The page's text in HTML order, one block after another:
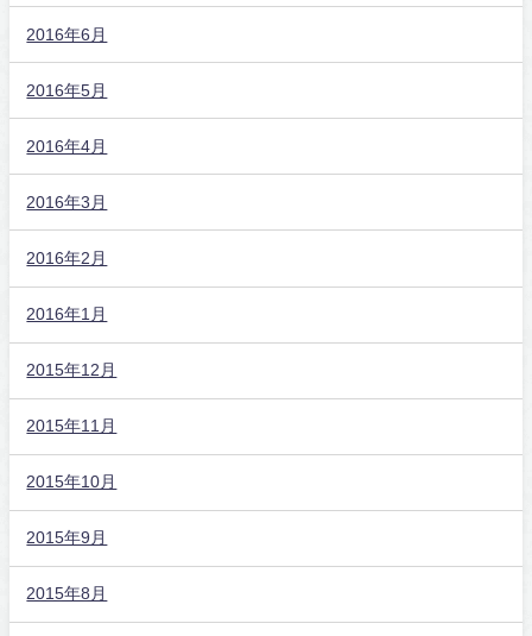
2016年6月
2016年5月
2016年4月
2016年3月
2016年2月
2016年1月
2015年12月
2015年11月
2015年10月
2015年9月
2015年8月